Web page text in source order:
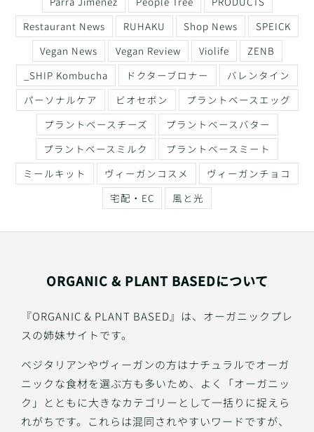
Restaurant News
RUHAKU Shop News
SPEICK
Vegan News
Vegan Review Violife
ZENB
_SHIP Kombucha
ドクターブロナー
バレンタイン
パーソナルケア
ビオセボン
プラントベースエッグ
プラントベースチーズ
プラントベースバター
プラントベースミルク
プラントベースミート
ミールキット
ヴィーガンコスメ
ヴィーガンチョコ
宅配・EC
風と光
ORGANIC & PLANT BASEDについて
『ORGANIC & PLANT BASED』は、オーガニックプレ
スの姉妹サイトです。
ベジタリアンやヴィーガンの方はナチュラルでオーガ
ニックな食材を選ぶ方も多いため、よく「オーガニッ
ク」とともに大きなカテゴリーとして一括りに捉えら
れがちです。これらは混同されやすいワードですが、